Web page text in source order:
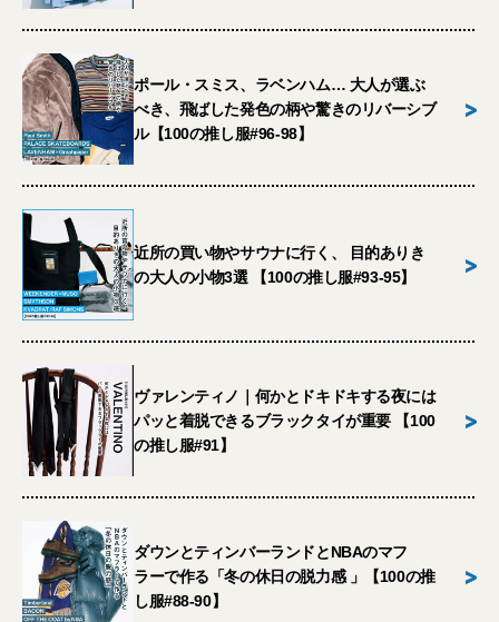
ポール・スミス、ラベンハム… 大人が選ぶ
べき、飛ばした発色の柄や驚きのリバーシブ
ル【100の推し服#96-98】
>
近所の買い物やサウナに行く、 目的ありき
の大人の小物3選 【100の推し服#93-95】
>
ヴァレンティノ｜何かとドキドキする夜には
パッと着脱できるブラックタイが重要 【100
の推し服#91】
>
ダウンとティンバーランドとNBAのマフ
ラーで作る「冬の休日の脱力感 」【100の推
し服#88-90】
>